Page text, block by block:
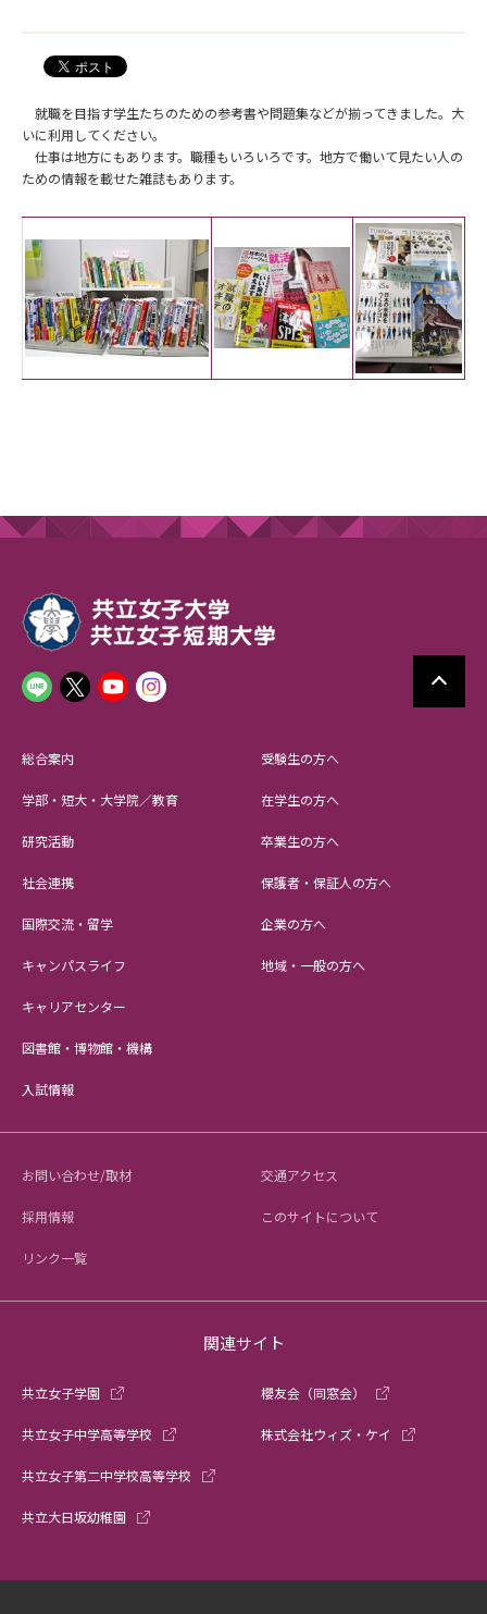
就職を目指す学生たちのための参考書や問題集などが揃ってきました。大
いに利用してください。
仕事は地方にもあります。職種もいろいろです。地方で働いて見たい人の
ための情報を載せた雑誌もあります。
総合案内
学部・短大・大学院／教育
研究活動
社会連携
国際交流・留学
キャンパスライフ
キャリアセンター
図書館・博物館・機構
入試情報
受験生の方へ
在学生の方へ
卒業生の方へ
保護者・保証人の方へ
企業の方へ
地域・一般の方へ
お問い合わせ/取材 交通アクセス
採用情報 このサイトについて
リンク一覧
関連サイト
共立女子学園
共立女子中学高等学校
共立女子第二中学校高等学校
共立大日坂幼稚園
櫻友会（同窓会）
株式会社ウィズ・ケイ